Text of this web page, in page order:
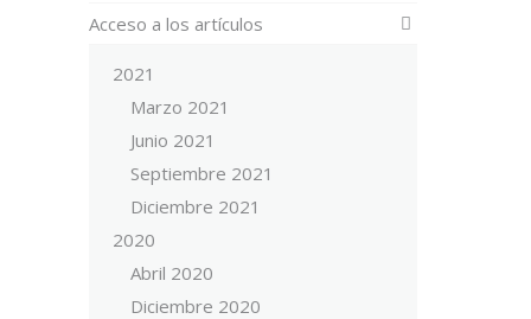
Acceso a los artículos
2021
Marzo 2021
Junio 2021
Septiembre 2021
Diciembre 2021
2020
Abril 2020
Diciembre 2020